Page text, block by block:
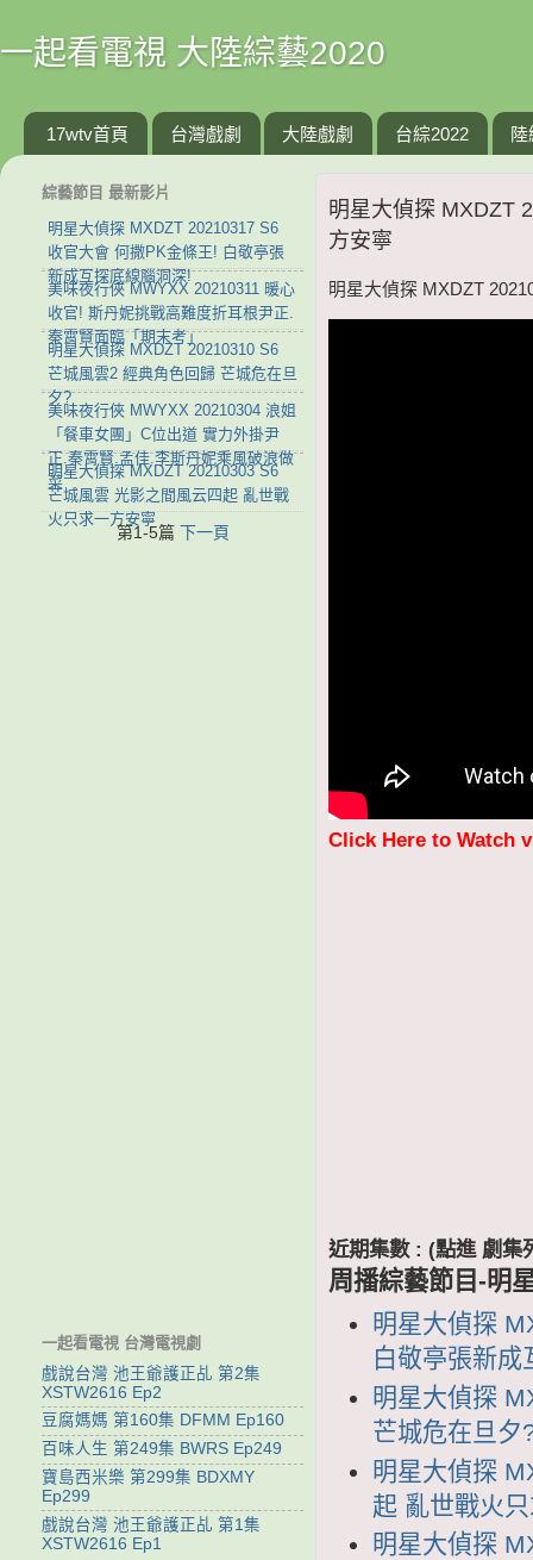
一起看電視 大陸綜藝2020
17wtv首頁 台灣戲劇 大陸戲劇 台綜2022 陸
明星大偵探 MXDZT
方安寧
明星大偵探 MXDZT
Click Here to Watch
近期集數 : (點進 劇集
周播綜藝節目-明
明星大偵探
白敬亭張新成
明星大偵探
芒城危在旦夕
明星大偵探
起 亂世戰火
明星大偵探
綜藝節目 最新影片
明星大偵探 MXDZT 20210317 S6
收官大會 何撒PK金條王! 白敬亭張
新成互探底線腦洞深!
美味夜行俠 MWYXX 20210311 暖心
收官! 斯丹妮挑戰高難度折耳根尹正.
秦霄賢面臨「期末考」
明星大偵探 MXDZT 20210310 S6
芒城風雲2 經典角色回歸 芒城危在旦
夕?
美味夜行俠 MWYXX 20210304 浪姐
「餐車女團」C位出道 實力外掛尹
正.秦霄賢.孟佳.李斯丹妮乘風破浪做
菜
明星大偵探 MXDZT 20210303 S6
芒城風雲 光影之間風云四起 亂世戰
火只求一方安寧
第1-5篇 下一頁
一起看電視 台灣電視劇
戲說台灣 池王爺護正乩 第2集
XSTW2616 Ep2
豆腐媽媽 第160集 DFMM Ep160
百味人生 第249集 BWRS Ep249
寶島西米樂 第299集 BDXMY
Ep299
戲說台灣 池王爺護正乩 第1集
XSTW2616 Ep1